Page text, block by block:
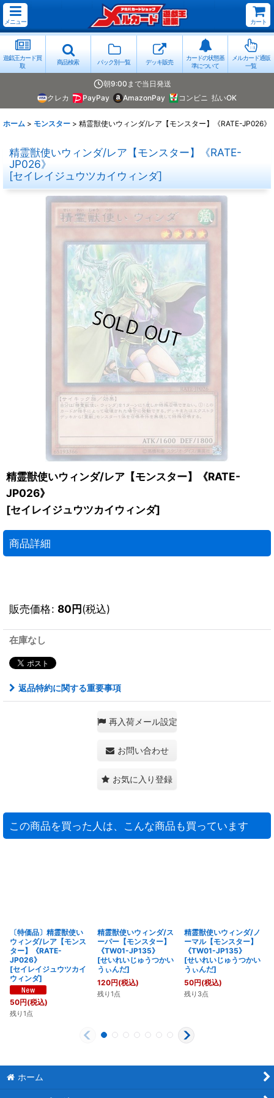
メニュー カート
遊戯王カード買
取
商品検索 パック別一覧 デッキ販売
カードの状態基
準について
メルカード通販
一覧
朝9:00まで当日発送
クレカ
PayPay AmazonPay コンビニ 払いOK
ホーム > モンスター > 精霊獣使いウィンダ/レア【モンスター】《RATE-JP026》
精霊獣使いウィンダ/レア【モンスター】《RATE-
JP026》
[セイレイジュウツカイウィンダ]
精霊獣使いウィンダ/レア【モンスター】《RATE-
JP026》
[セイレイジュウツカイウィンダ]
商品詳細
販売価格: 80円(税込)
在庫なし
返品特約に関する重要事項
再入荷メール設定
お問い合わせ
お気に入り登録
この商品を買った人は、こんな商品も買っています
〔特価品〕精霊獣使い
ウィンダ/レア【モンス
ター】《RATE-
JP026》
[セイレイジュウツカイ
ウィンダ]
50円(税込)
残り1点
精霊獣使いウィンダ/ス
ーパー【モンスター】
《TW01-JP135》
[せいれいじゅうつかい
うぃんだ]
120円(税込)
残り1点
精霊獣使いウィンダ/ノ
ーマル【モンスター】
《TW01-JP135》
[せいれいじゅうつかい
うぃんだ]
50円(税込)
残り3点
ホーム